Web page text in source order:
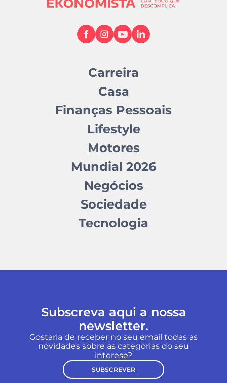
Carreira
Casa
Finanças Pessoais
Lifestyle
Motores
Mundial 2026
Negócios
Sociedade
Tecnologia
Subscreva aqui a nossa
newsletter.
Gostaria de receber no seu email todas as
novidades sobre as categorias do seu
interese?
SUBSCREVER